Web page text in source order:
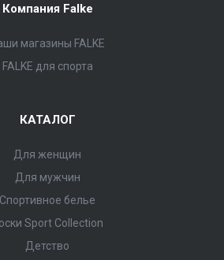
Компания Falke
магазины FALKE
FALKE для спорта
КАТАЛОГ
Для женщин
Для мужчин
Спортивное белье
Sport Collection
Детство